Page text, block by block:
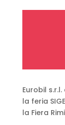
Eurobil
la feria
la Fiera